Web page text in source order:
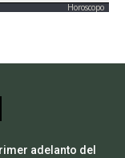
Horoscopo
adelanto del